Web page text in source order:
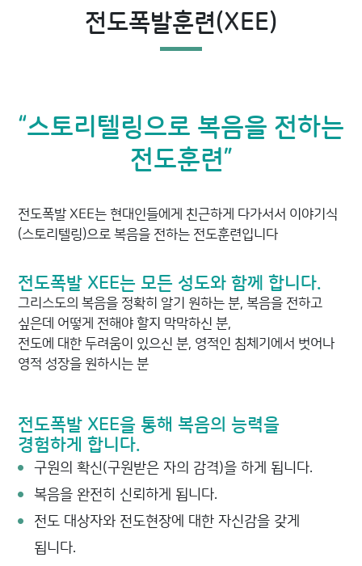
전도폭발훈련(XEE)
“스토리텔링으로 복음을 전하는
전도훈련”
전도폭발 XEE는 현대인들에게 친근하게 다가서서 이야기식
(스토리텔링)으로 복음을 전하는 전도훈련입니다
전도폭발 XEE는 모든 성도와 함께 합니다.
그리스도의 복음을 정확히 알기 원하는 분, 복음을 전하고
싶은데 어떻게 전해야 할지 막막하신 분,
전도에 대한 두려움이 있으신 분, 영적인 침체기에서 벗어나
영적 성장을 원하시는 분
전도폭발 XEE을 통해 복음의 능력을
경험하게 합니다.
구원의 확신(구원받은 자의 감격)을 하게 됩니다.
복음을 완전히 신뢰하게 됩니다.
전도 대상자와 전도현장에 대한 자신감을 갖게
됩니다.